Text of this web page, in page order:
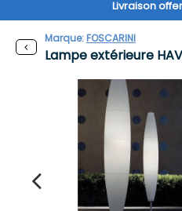
Livraison
Exclusivité web !
Lampe extérieure
Marque:FOSCARINI